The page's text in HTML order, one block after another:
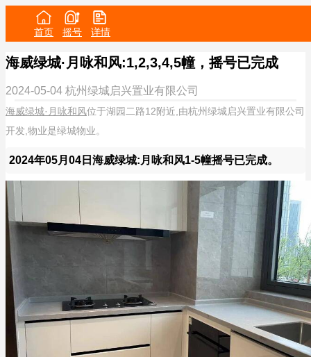
首页 摇号 详情
海威绿城·月咏和风:1,2,3,4,5幢，摇号已完成
2024-05-04 杭州绿城启兴置业有限公司
海威绿城·月咏和风位于湖园二路12附近,由杭州绿城启兴置业有限公司
开发,物业是绿城物业。
2024年05月04日海威绿城:月咏和风1-5幢摇号已完成。